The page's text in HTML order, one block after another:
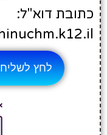
כתובת דוא"ל:
לחץ